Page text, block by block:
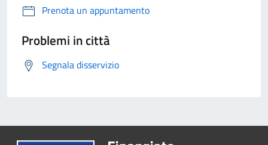
Prenota un appuntamento
Problemi in città
Segnala disservizio